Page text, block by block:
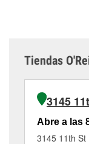
Tiendas
3145
Abre a las
3145 11th St